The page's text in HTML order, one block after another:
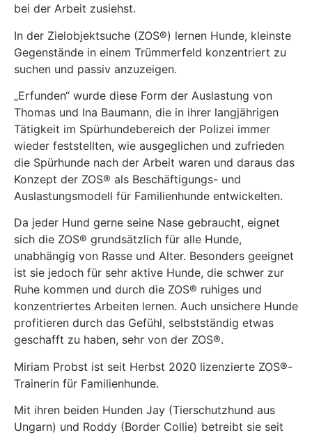
bei der Arbeit zusiehst.
In der Zielobjektsuche (ZOS®) lernen Hunde, kleinste
Gegenstände in einem Trümmerfeld konzentriert zu
suchen und passiv anzuzeigen.
„Erfunden“ wurde diese Form der Auslastung von
Thomas und Ina Baumann, die in ihrer langjährigen
Tätigkeit im Spürhundebereich der Polizei immer
wieder feststellten, wie ausgeglichen und zufrieden
die Spürhunde nach der Arbeit waren und daraus das
Konzept der ZOS® als Beschäftigungs- und
Auslastungsmodell für Familienhunde entwickelten.
Da jeder Hund gerne seine Nase gebraucht, eignet
sich die ZOS® grundsätzlich für alle Hunde,
unabhängig von Rasse und Alter. Besonders geeignet
ist sie jedoch für sehr aktive Hunde, die schwer zur
Ruhe kommen und durch die ZOS® ruhiges und
konzentriertes Arbeiten lernen. Auch unsichere Hunde
profitieren durch das Gefühl, selbstständig etwas
geschafft zu haben, sehr von der ZOS®.
Miriam Probst ist seit Herbst 2020 lizenzierte ZOS®-
Trainerin für Familienhunde.
Mit ihren beiden Hunden Jay (Tierschutzhund aus
Ungarn) und Roddy (Border Collie) betreibt sie seit